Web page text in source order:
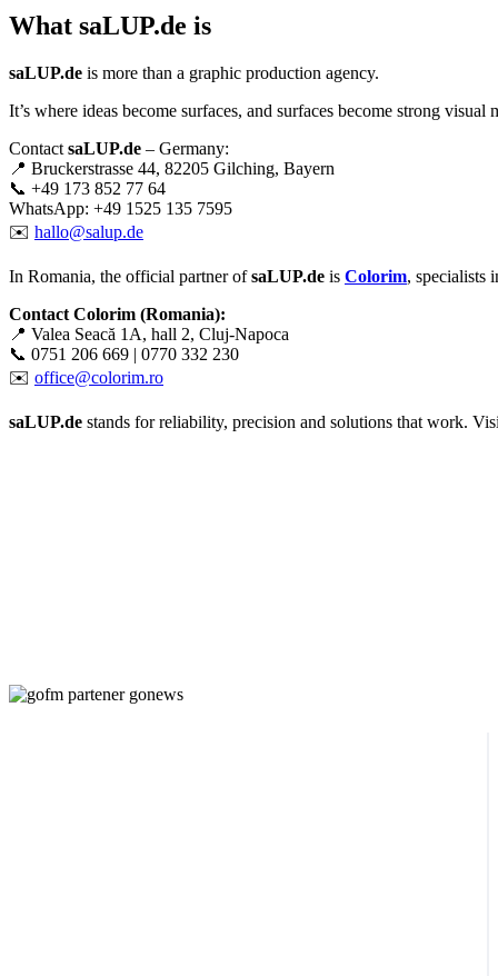
What saLUP.de is
saLUP.de is more than a graphic production agency.
It’s where ideas become surfaces, and surfaces become strong visual
Contact saLUP.de – Germany:
📍 Bruckerstrasse 44, 82205 Gilching, Bayern
📞 +49 173 852 77 64
WhatsApp: +49 1525 135 7595
✉️ hallo@salup.de
In Romania, the official partner ofsaLUP.de is Colorim, specialists
Contact Colorim (Romania):
📍 Valea Seacă 1A, hall 2, Cluj-Napoca
📞 0751 206 669 | 0770 332 230
✉️ office@colorim.ro
saLUP.de stands for reliability, precision and solutions that work.